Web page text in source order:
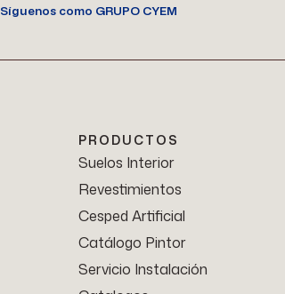
Síguenos como GRUPO CYEM
PRODUCTOS
Suelos Interior
Revestimientos
Cesped Artificial
Catálogo Pintor
Servicio Instalación